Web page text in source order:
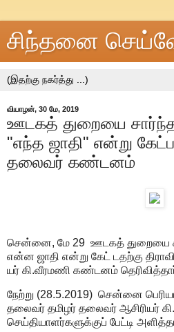
சிந்தனை
வியாழன், 30 மே, 2019
ஊடகத் துறையை
"எந்த ஜாதி" என்று
தலைவர் கண்டனம்
சென்னை, மே 29 ஊடகத் துறையை
என்ன ஜாதி என்று கேட் டதற்கு
யர் கி.வீரமணி கண்டனம்
நேற்று (28.5.2019) சென்னை
தலைவர் தமிழர் தலைவர் ஆசிரியர்
செய்தியாளர்களுக்குப் பேட்டி